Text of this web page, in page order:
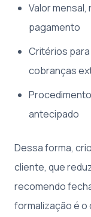
Valor
pagamento
Critérios
cobranças
antecipado
Dessa forma,
cliente, que
recomendo
formalização é o